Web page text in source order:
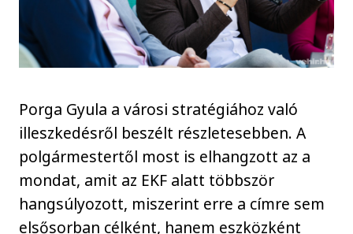
Porga Gyula a városi stratégiához való
illeszkedésről beszélt részletesebben. A
polgármestertől most is elhangzott az a
mondat, amit az EKF alatt többször
hangsúlyozott, miszerint erre a címre sem
elsősorban célként, hanem eszközként